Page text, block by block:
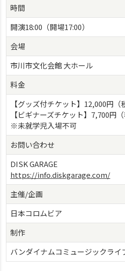
時間
開演18:00（開場17:00）
会場
市川市文化会館 大ホール
料金
【グッズ付チケット】12,000円（
【ビギナーズチケット】7,700円（
※未就学児入場不可
お問い合わせ
DISK GARAGE
https://info.diskgarage.com/
主催/企画
日本コロムビア
制作
バンダイナムコミュージックライ